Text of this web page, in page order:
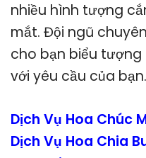
nhiều hình tượng
mắt. Đội ngũ
cho bạn biểu
với yêu cầu của bạn.
Dịch Vụ Hoa Chúc
Dịch Vụ Hoa Chia